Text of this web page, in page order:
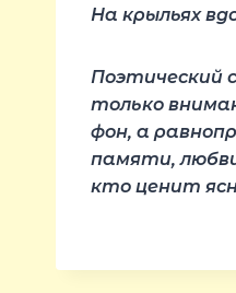
На крыльях
Поэтический
только
фон, а
памяти,
кто ценит